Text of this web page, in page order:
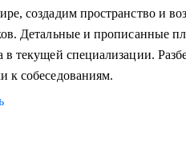
создадим пространство и
Детальные и прописанные
в текущей специализации.
к собеседованиям.